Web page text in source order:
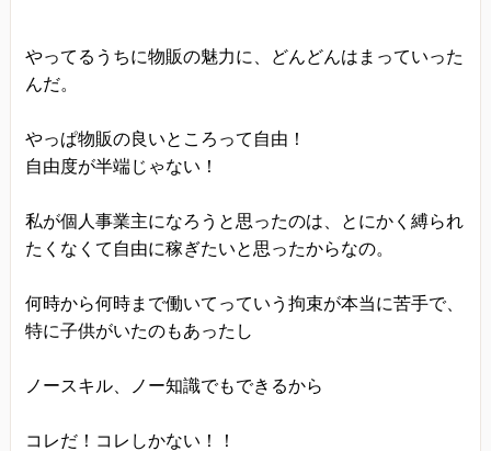
やってるうちに物販の魅力に、どんどんはまっていった
んだ。
やっぱ物販の良いところって自由！
自由度が半端じゃない！
私が個人事業主になろうと思ったのは、とにかく縛られ
たくなくて自由に稼ぎたいと思ったからなの。
何時から何時まで働いてっていう拘束が本当に苦手で、
特に子供がいたのもあったし
ノースキル、ノー知識でもできるから
コレだ！コレしかない！！